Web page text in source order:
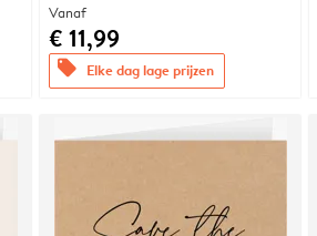
Vanaf
€ 11,99
offers Elke dag lage prijzen